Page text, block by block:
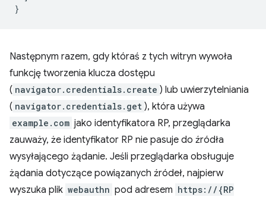
}
Następnym razem, gdy któraś z tych witryn wywoła
funkcję tworzenia klucza dostępu
( navigator.credentials.create ) lub uwierzytelniania
( navigator.credentials.get ), która używa
example.com jako identyfikatora RP, przeglądarka
zauważy, że identyfikator RP nie pasuje do źródła
wysyłającego żądanie. Jeśli przeglądarka obsługuje
żądania dotyczące powiązanych źródeł, najpierw
wyszuka plik webauthn pod adresem https://{RP